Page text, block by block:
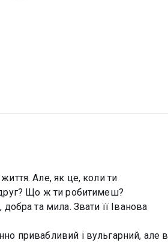
Але, як це, коли ти
друг? Що ж ти робитимеш?
та мила. Звати її Іванова
привабливий і вульгарний, але в